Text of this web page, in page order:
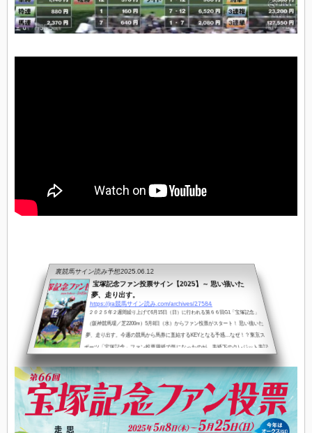
裏競馬サイン読み予想2025.06.12
宝塚記念ファン投票サイン【2025】～ 思い描いた
夢、走り出す。
https://jra競馬サイン読み.com/archives/27584
２０２５年２週間繰り上げて6月15日（日）に行われる第６６回G1「宝塚記念」
（阪神競馬場／芝2200m）5月8日（水）からファン投票がスタート！ 思い描いた
夢、走り出す。今週の競馬から馬券に直結するKEYとなる予感…なぜ！？東京ス
ポーツ「宝塚記念」ファン投票用紙で気になったのが、表紙下のクレジット表記
ツ！？ということで東京スポーツがKEYなら…「東京スポーツ杯２歳ステーク
ス」ココ２年の優勝馬が、公開された週末（5/10）と開催最終日（6/1）に出走予
定...